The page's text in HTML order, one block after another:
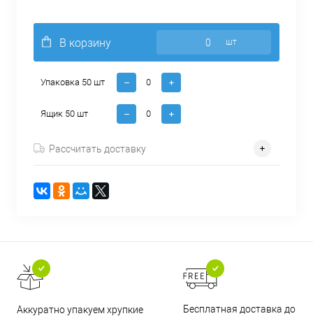
В корзину шт
Упаковка 50 шт
Ящик 50 шт
Рассчитать доставку
Аккуратно упакуем хрупкие
Бесплатная доставка до